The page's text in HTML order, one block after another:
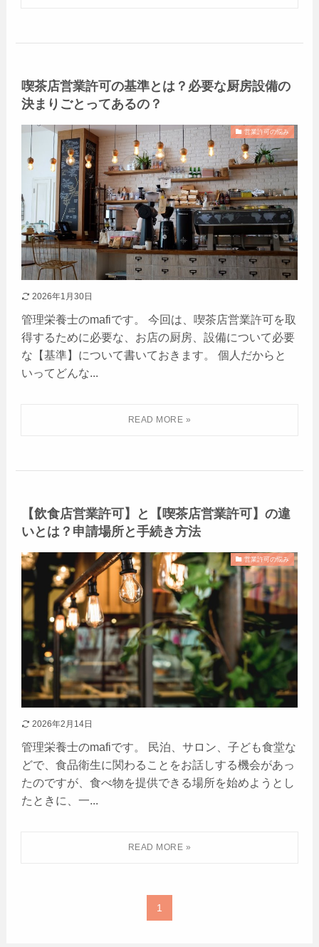
喫茶店営業許可の基準とは？必要な厨房設備の
決まりごとってあるの？
営業許可の悩み
2026年1月30日
管理栄養士のmafiです。 今回は、喫茶店営業許可を取
得するために必要な、お店の厨房、設備について必要
な【基準】について書いておきます。 個人だからと
いってどんな...
【飲食店営業許可】と【喫茶店営業許可】の違
いとは？申請場所と手続き方法
営業許可の悩み
2026年2月14日
管理栄養士のmafiです。 民泊、サロン、子ども食堂な
どで、食品衛生に関わることをお話しする機会があっ
たのですが、食べ物を提供できる場所を始めようとし
たときに、一...
1